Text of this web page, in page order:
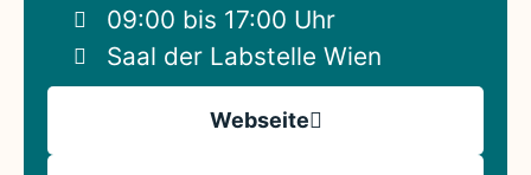
09:00 bis 17:00 Uhr
Saal der Labstelle Wien
Webseite